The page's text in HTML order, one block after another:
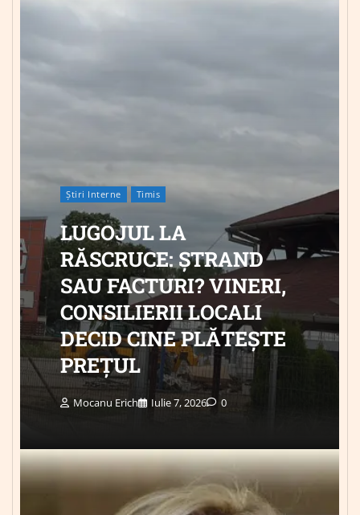
Știri Interne Timis
LUGOJUL LA
RĂSCRUCE: ȘTRAND
SAU FACTURI? VINERI,
CONSILIERII LOCALI
DECID CINE PLĂTEȘTE
PREȚUL
Mocanu Erich Iulie 7, 2026 0